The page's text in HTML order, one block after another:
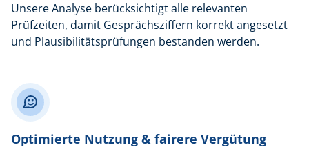
Unsere Analyse berücksichtigt alle relevanten
Prüfzeiten, damit Gesprächsziffern korrekt angesetzt
und Plausibilitätsprüfungen bestanden werden.
Optimierte Nutzung & fairere Vergütung